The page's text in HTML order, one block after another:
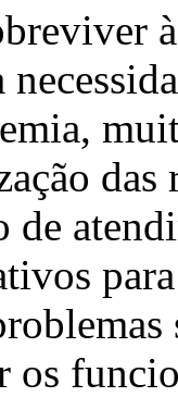
das
de
os